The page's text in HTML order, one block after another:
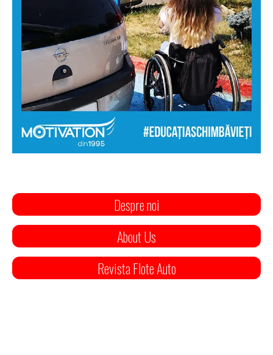
Despre noi
About Us
Revista Flote Auto